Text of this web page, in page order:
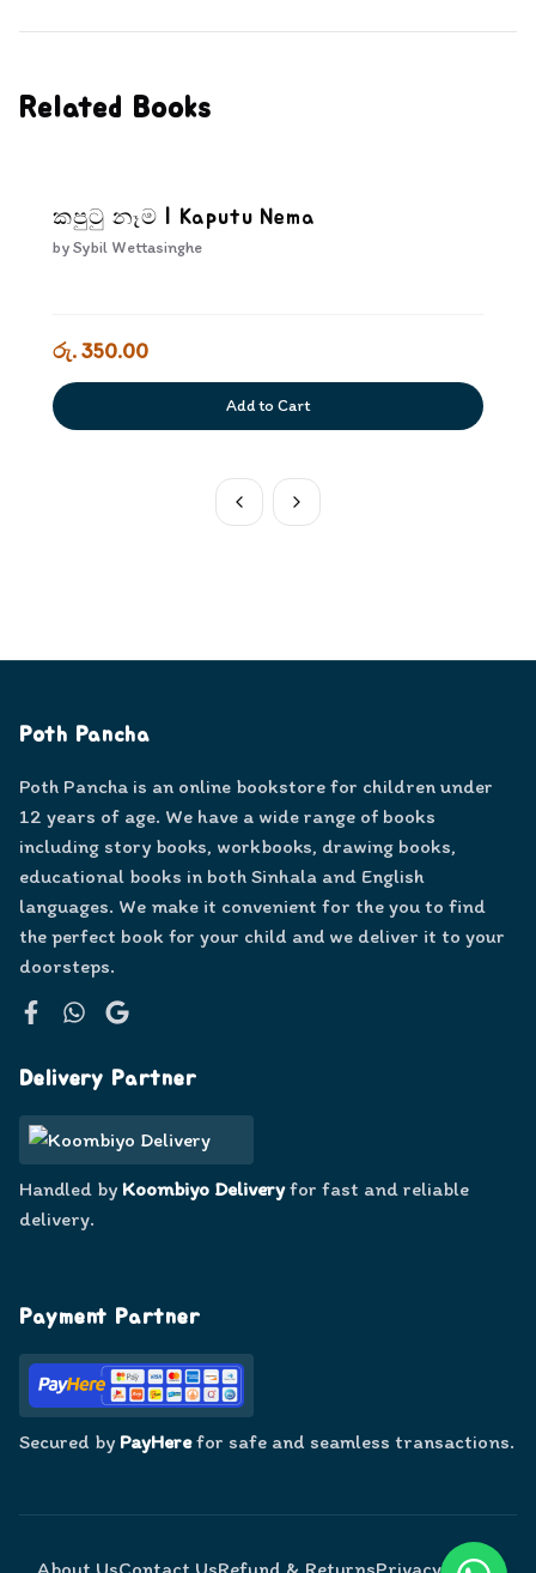
Related Books
කපුටු නෑම | Kaputu Nema
bySybil Wettasinghe
රු. 350.00
Add to Cart
Poth Pancha
Poth Pancha is an online bookstore for children under
12 years of age. We have a wide range of books
including story books, workbooks, drawing books,
educational books in both Sinhala and English
languages. We make it convenient for the you to find
the perfect book for your child and we deliver it to your
doorsteps.
Delivery Partner
Handled by Koombiyo Deliveryfor fast and reliable
delivery.
Payment Partner
Secured by PayHerefor safe and seamless transactions.